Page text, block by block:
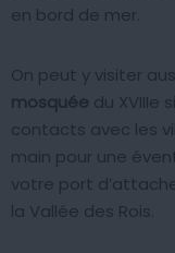
en bord de mer.
On peut y visiter
mosquée du XVIIIe
contacts avec les
main pour une
votre port
la Vallée des Rois.